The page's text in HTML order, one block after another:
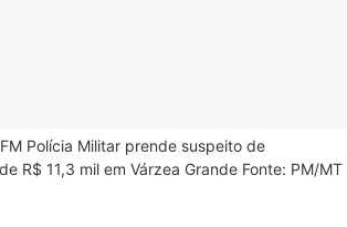
Polícia Militar prende suspeito de
R$ 11,3 mil em Várzea Grande Fonte: PM/MT